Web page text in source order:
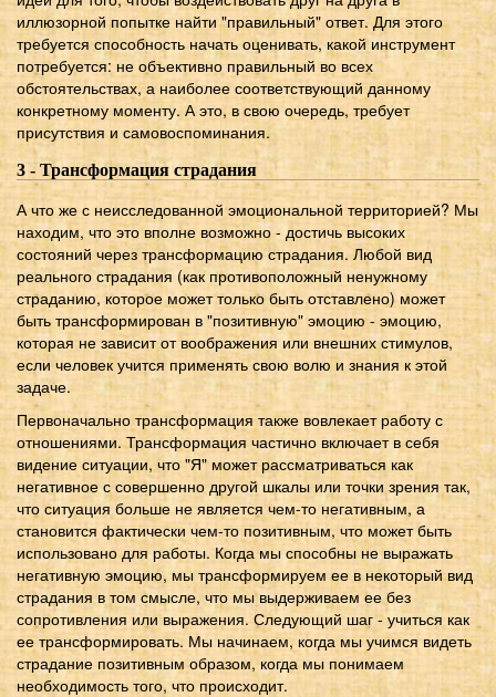
иллюзорной попытке найти "правильный" ответ. Для этого
требуется способность начать оценивать, какой инструмент
потребуется: не объективно правильный во всех
обстоятельствах, а наиболее соответствующий данному
конкретному моменту. А это, в свою очередь, требует
присутствия и самовоспоминания.
3 - Трансформация страдания
А что же с неисследованной эмоциональной территорией? Мы
находим, что это вполне возможно - достичь высоких
состояний через трансформацию страдания. Любой вид
реального страдания (как противоположный ненужному
страданию, которое может только быть отставлено) может
быть трансформирован в "позитивную" эмоцию - эмоцию,
которая не зависит от воображения или внешних стимулов,
если человек учится применять свою волю и знания к этой
задаче.
Первоначально трансформация также вовлекает работу с
отношениями. Трансформация частично включает в себя
видение ситуации, что "Я" может рассматриваться как
негативное с совершенно другой шкалы или точки зрения так,
что ситуация больше не является чем-то негативным, а
становится фактически чем-то позитивным, что может быть
использовано для работы. Когда мы способны не выражать
негативную эмоцию, мы трансформируем ее в некоторый вид
страдания в том смысле, что мы выдерживаем ее без
сопротивления или выражения. Следующий шаг - учиться как
ее трансформировать. Мы начинаем, когда мы учимся видеть
страдание позитивным образом, когда мы понимаем
необходимость того, что происходит.